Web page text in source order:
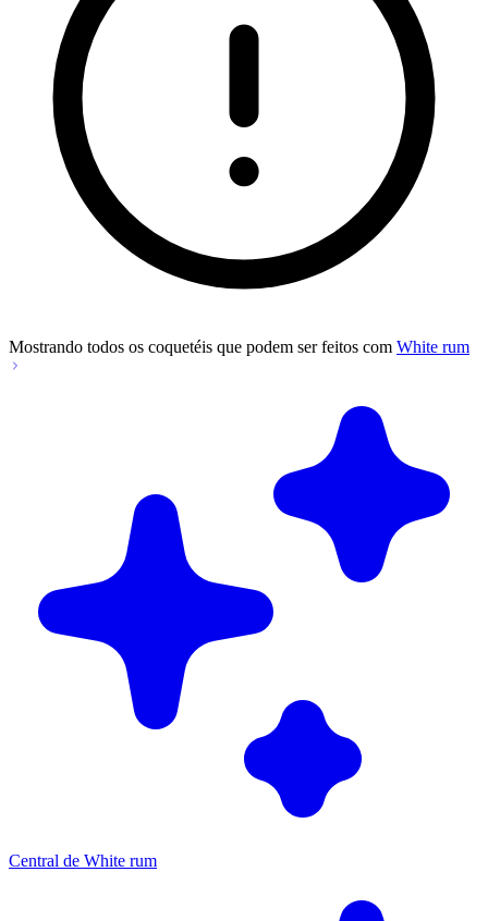
Mostrando todos os coquetéis que podem ser feitos com White rum
Central de White rum